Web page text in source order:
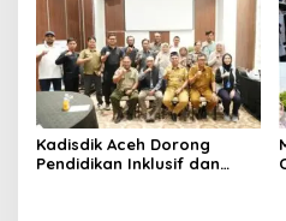
Kadisdik Aceh Dorong
Pendidikan Inklusif dan